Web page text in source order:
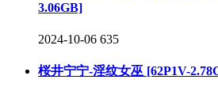
3.06GB]
2024-10-06 635
桜井宁宁-淫纹女巫 [62P1V-